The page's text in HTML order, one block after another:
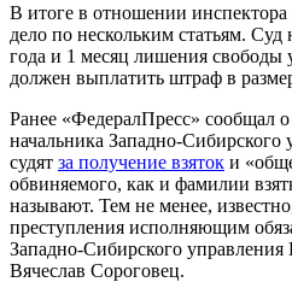
В итоге в отношении
дело по нескольким статьям. Суд
года и 1 месяц лишения свободы
должен выплатить штраф в
Ранее «ФедералПресс» сообщал
начальника Западно-Сибирского
судят за получение взяток и
обвиняемого, как и фамилии
называют. Тем не менее,
преступления исполняющим
Западно-Сибирского управления
Вячеслав Сороговец.